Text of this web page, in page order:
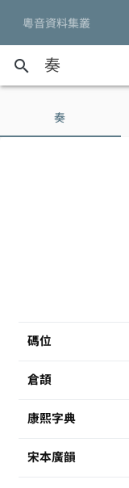
粵音資料集叢
search
奏
碼位
倉頡
康熙字典
宋本廣韻